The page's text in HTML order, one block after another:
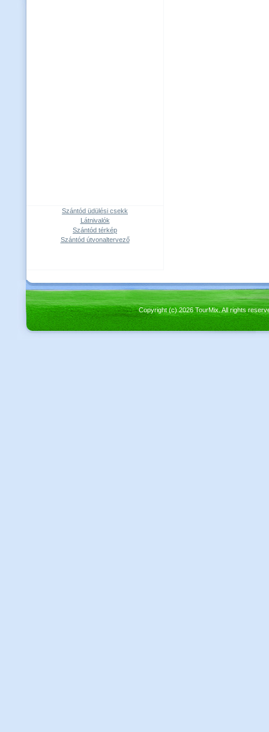
Szántód üdülési csekk
Látnivalók
Szántód térkép
Szántód útvonaltervező
Copyright (c) 2026 TourMix. All rights